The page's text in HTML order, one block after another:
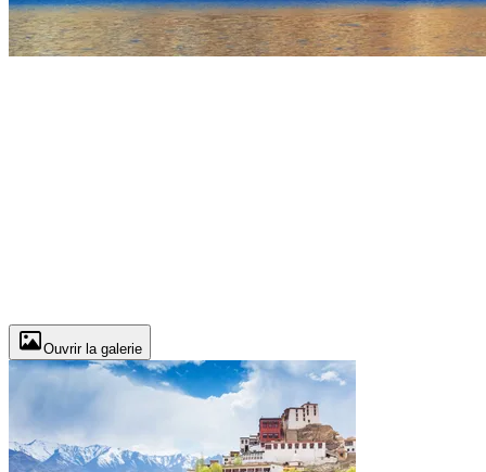
Ouvrir la galerie